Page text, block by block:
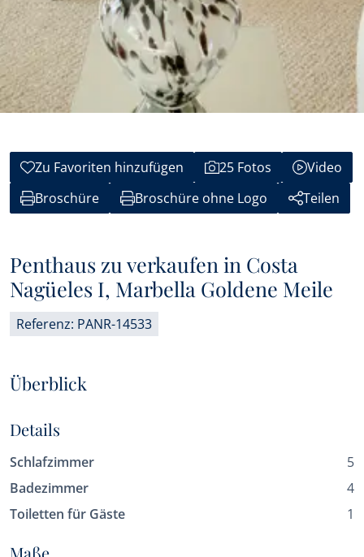
Zu Favoriten hinzufügen 25 Fotos
Video
Broschüre
Broschüre ohne Logo Teilen
Penthaus zu verkaufen in Costa
Nagüeles I, Marbella Goldene Meile
Referenz: PANR-14533
Überblick
Details
Schlafzimmer
5
Badezimmer
4
Toiletten für Gäste
1
Maße